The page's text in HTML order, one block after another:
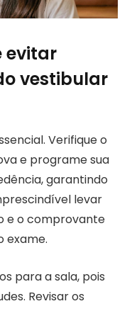
evitar
vestibular
Verifique o
e programe sua
garantindo
levar
e o comprovante
exame.
para a sala, pois
Revisar os